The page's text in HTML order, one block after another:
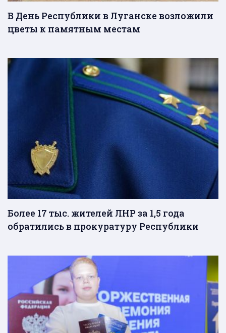
В День Республики в Луганске возложили
цветы к памятным местам
Более 17 тыс. жителей ЛНР за 1,5 года
обратились в прокуратуру Республики